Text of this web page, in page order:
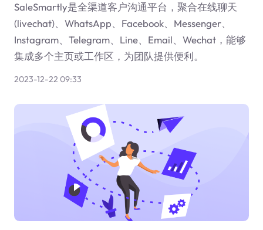
SaleSmartly是全渠道客户沟通平台，聚合在线聊天
(livechat)、WhatsApp、Facebook、Messenger、
Instagram、Telegram、Line、Email、Wechat，能够
集成多个主页或工作区，为团队提供便利。
2023-12-22 09:33